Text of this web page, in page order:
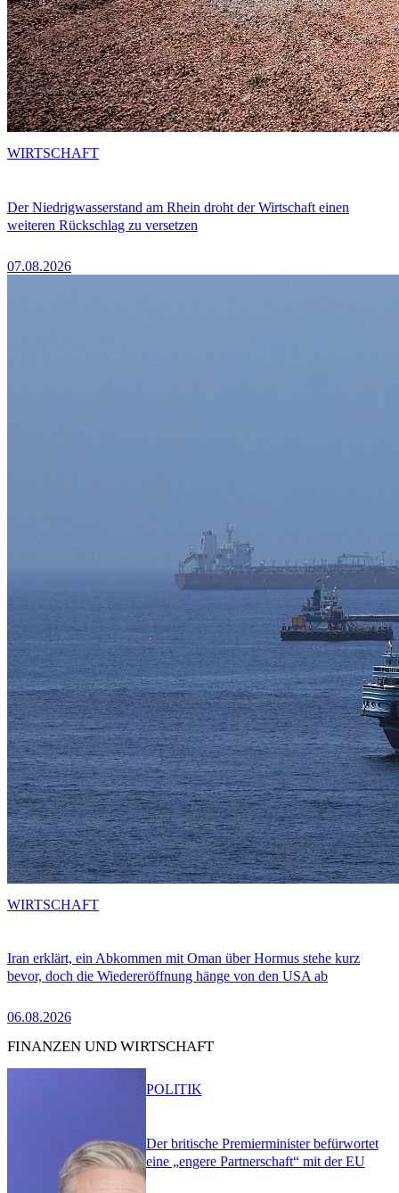
Der Niedrigwasserstand am Rhein droht der Wirtschaft einen
weiteren Rückschlag zu versetzen
07.08.2026
WIRTSCHAFT
Iran erklärt, ein Abkommen mit Oman über Hormus stehe kurz
bevor, doch die Wiedereröffnung hänge von den USA ab
06.08.2026
WIRTSCHAFT
FINANZEN UND WIRTSCHAFT
Der britische Premierminister befürwortet
eine „engere Partnerschaft“ mit der EU
POLITIK